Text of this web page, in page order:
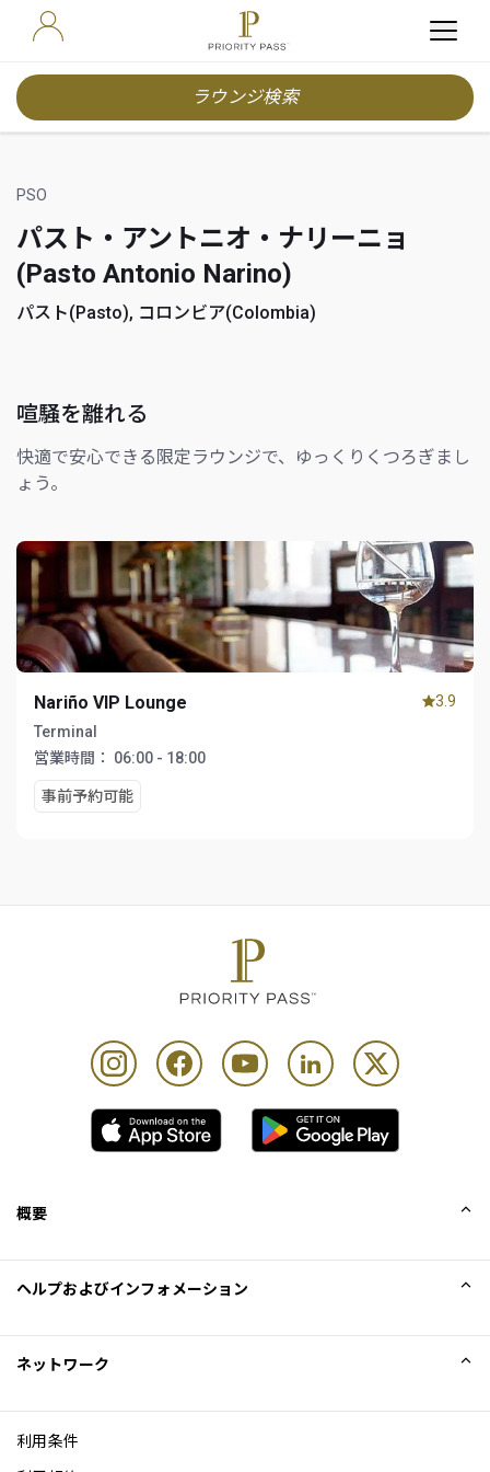
ラウンジ検索
PSO
パスト・アントニオ・ナリーニョ
(Pasto Antonio Narino)
パスト(Pasto), コロンビア(Colombia)
喧騒を離れる
快適で安心できる限定ラウンジで、ゆっくりくつろぎまし
ょう。
Nariño VIP Lounge
Terminal
営業時間：
06:00 - 18:00
事前予約可能
3.9
概要
Excellence Awards
ブログ
ヘルプおよびインフォメーション
ネットワーク
利用条件